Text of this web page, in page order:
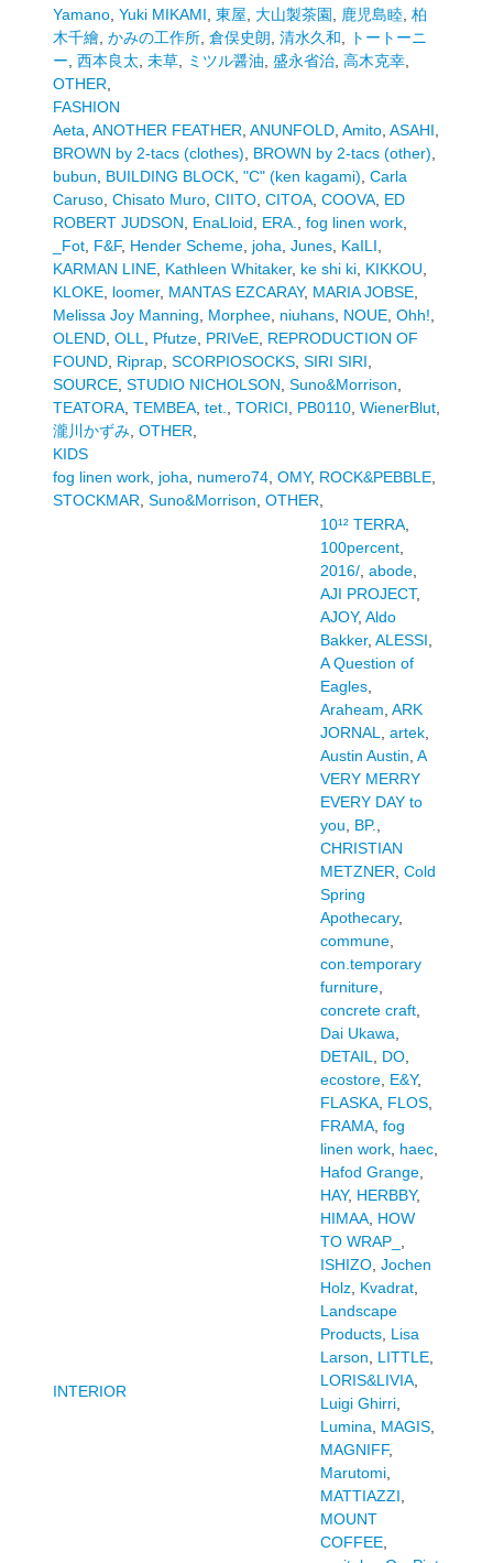
Yamano, Yuki MIKAMI 東屋 大山製茶園 鹿児島睦, 柏
木千繪, かみの工作所, 倉俣史朗 清水久和
トートーニ
ー 西本良太 未草, ミツル醤油 盛永省治, 高木克幸,
OTHER
FASHION
Aeta ANOTHER FEATHER ANUNFOLD, Amito, ASAHI
BROWN by 2-tacs (clothes)
BROWN by 2-tacs (other)
bubun
BUILDING BLOCK, "C" (ken kagami) Carla
Caruso, Chisato Muro, CIITO, CITOA, COOVA, ED
ROBERT JUDSON
EnaLloid ERA. fog linen work,
_Fot, F&F, Hender Scheme, joha Junes, KaILI
KARMAN LINE, Kathleen Whitaker, ke shi ki, KIKKOU
KLOKE, loomer, MANTAS EZCARAY, MARIA JOBSE,
Melissa Joy Manning
Morphee, niuhans, NOUE, Ohh!
OLEND, OLL Pfutze, PRIVeE, REPRODUCTION OF
FOUND, Riprap, SCORPIOSOCKS, SIRI SIRI
SOURCE, STUDIO NICHOLSON Suno&Morrison
TEATORA, TEMBEA, tet. TORICI PB0110, WienerBlut,
瀧川かずみ, OTHER
KIDS
fog linen work, joha numero74, OMY, ROCK&PEBBLE,
STOCKMAR Suno&Morrison OTHER
INTERIOR
10¹² TERRA,
100percent,
2016/, abode,
AJI PROJECT,
AJOY, Aldo
Bakker, ALESSI
A Question of
Eagles,
Araheam ARK
JORNAL
artek,
Austin Austin A
VERY MERRY
EVERY DAY to
you
BP.
CHRISTIAN
METZNER Cold
Spring
Apothecary,
commune,
con.temporary
furniture,
concrete craft,
Dai Ukawa
DETAIL
DO,
ecostore, E&Y,
FLASKA, FLOS,
FRAMA, fog
linen work, haec,
Hafod Grange,
HAY, HERBBY,
HIMAA, HOW
TO WRAP_
ISHIZO, Jochen
Holz, Kvadrat,
Landscape
Products, Lisa
Larson
LITTLE,
LORIS&LIVIA,
Luigi Ghirri,
Lumina
MAGIS,
MAGNIFF,
Marutomi,
MATTIAZZI
MOUNT
COFFEE,